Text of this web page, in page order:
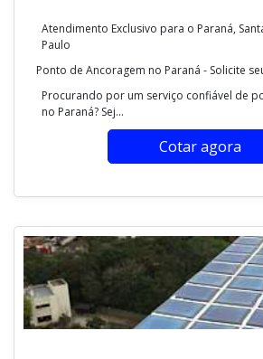
Atendimento Exclusivo para o Paraná,
Paulo
Ponto de Ancoragem no Paraná - Solicite
Procurando por um serviço confiável de
no Paraná? Sej...
Cotar agora